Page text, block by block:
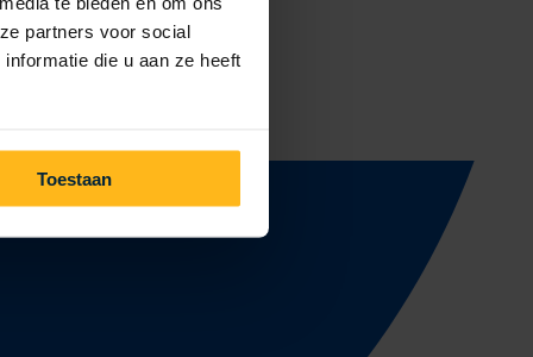
partners voor social
die u aan ze heeft
Toestaan